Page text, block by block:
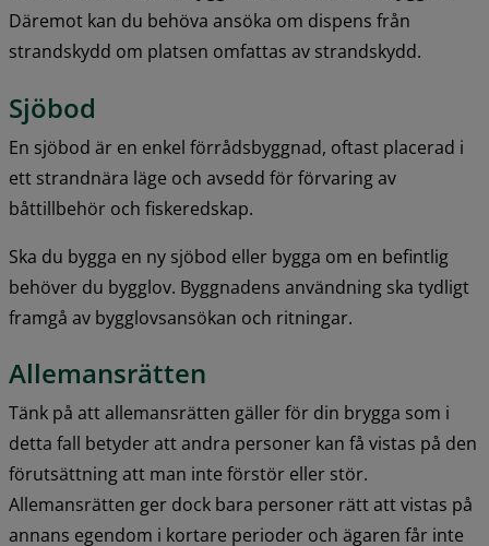
Däremot kan du behöva ansöka om dispens från
strandskydd om platsen omfattas av strandskydd.
Sjöbod
En sjöbod är en enkel förrådsbyggnad, oftast placerad i
ett strandnära läge och avsedd för förvaring av
båttillbehör och fiskeredskap.
Ska du bygga en ny sjöbod eller bygga om en befintlig
behöver du bygglov. Byggnadens användning ska tydligt
framgå av bygglovsansökan och ritningar.
Allemansrätten
Tänk på att allemansrätten gäller för din brygga som i
detta fall betyder att andra personer kan få vistas på den
förutsättning att man inte förstör eller stör.
Allemansrätten ger dock bara personer rätt att vistas på
annans egendom i kortare perioder och ägaren får inte